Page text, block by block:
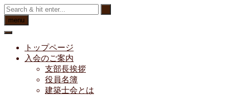
Skip
to
content
menu
トップページ
入会のご案内
支部長挨拶
役員名簿
建築士会とは